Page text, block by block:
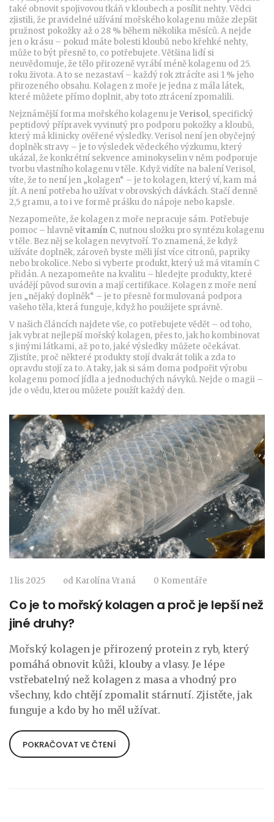
také obnovit spojivovou tkáň v kloubech a posílit nehty. Vědci
zjistili, že pravidelné užívání mořského kolagenu může zlepšit
pružnost pokožky až o 28 % během několika měsíců. A nejde
jen o krásu – pokud máte bolesti kloubů nebo křehké nehty,
může to být přesně to, co potřebujete. Většina lidí si
neuvědomuje, že tělo přirozeně vyrábí méně kolagenu od 25.
roku života. A to se nezastaví – každý rok ztrácíte asi 1 % jeho
přirozeného obsahu. Kolagen z moře je jedna z mála látek,
které můžete přímo doplnit, aby toto ztrácení zpomalili.
Nejznámější forma mořského kolagenu je Verisol, specifický
peptidový přípravek vyvinutý pro podporu pokožky a kloubů,
který má klinicky ověřené výsledky.Verisol není jen obyčejný
doplněk stravy – je to výsledek vědeckého výzkumu, který
ukázal, že konkrétní sekvence aminokyselin v něm podporuje
tvorbu vlastního kolagenu v těle. Když vidíte na balení Verisol,
víte, že to není jen „kolagen“ – je to kolagen, který ví, kam má
jít. A není potřeba ho užívat v obrovských dávkách. Stačí denně
2,5 gramu, a to i ve formě prášku do nápoje nebo kapsle.
Nezapomeňte, že kolagen z moře nepracuje sám. Potřebuje
pomoc – hlavněvitamín C, nutnou složku pro syntézu kolagenu
v těle. Bez něj se kolagen nevytvoří. To znamená, že když
užíváte doplněk, zároveň byste měli jíst více citronů, papriky
nebo brokolice. Nebo si vyberte produkt, který už má vitamín C
přidán. A nezapomeňte na kvalitu – hledejte produkty, které
uvádějí původ surovin a mají certifikace. Kolagen z moře není
jen „nějaký doplněk“ – je to přesně formulovaná podpora
vašeho těla, která funguje, když ho použijete správně.
V našich článcích najdete vše, co potřebujete vědět – od toho,
jak vybrat nejlepší mořský kolagen, přes to, jak ho kombinovat
s jinými látkami, až po to, jaké výsledky můžete očekávat.
Zjistíte, proč některé produkty stojí dvakrát tolik a zda to
opravdu stojí za to. A taky, jak si sám doma podpořit výrobu
kolagenu pomocí jídla a jednoduchých návyků. Nejde o magii –
jde o vědu, kterou můžete použít každý den.
1 lis 2025 od Karolína Vraná 0 Komentáře
Co je to mořský kolagen a proč je lepší než
jiné druhy?
Mořský kolagen je přirozený protein z ryb, který
pomáhá obnovit kůži, klouby a vlasy. Je lépe
vstřebatelný než kolagen z masa a vhodný pro
všechny, kdo chtějí zpomalit stárnutí. Zjistěte, jak
funguje a kdo by ho měl užívat.
POKRAČOVAT VE ČTENÍ